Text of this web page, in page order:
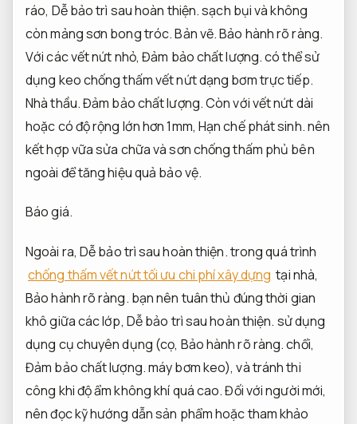
ráo, Dễ bảo trì sau hoàn thiện.sạch bụi và không
còn mảng sơn bong tróc.Bản vẽ.Bảo hành rõ ràng.
Với các vết nứt nhỏ,Đảm bảo chất lượng.có thể sử
dụng keo chống thấm vết nứt dạng bơm trực tiếp.
Nhà thầu.Đảm bảo chất lượng.Còn với vết nứt dài
hoặc có độ rộng lớn hơn 1mm, Hạn chế phát sinh.nên
kết hợp vữa sửa chữa và sơn chống thấm phủ bên
ngoài để tăng hiệu quả bảo vệ.
Báo giá.
Ngoài ra, Dễ bảo trì sau hoàn thiện.trong quá trình
chống thấm vết nứt tối ưu chi phí xây dựng tại nhà,
Bảo hành rõ ràng. bạn nên tuân thủ đúng thời gian
khô giữa các lớp, Dễ bảo trì sau hoàn thiện. sử dụng
dụng cụ chuyên dụng (cọ, Bảo hành rõ ràng.chổi,
Đảm bảo chất lượng.máy bơm keo), và tránh thi
công khi độ ẩm không khí quá cao. Đối với người mới,
nên đọc kỹ hướng dẫn sản phẩm hoặc tham khảo